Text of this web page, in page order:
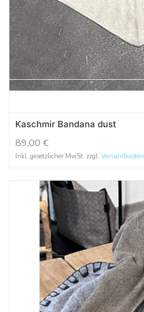
Kaschmir Bandana dust
89,00 €
Inkl. gesetzlicher MwSt. zzgl. Versandkosten